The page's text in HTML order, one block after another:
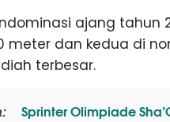
ajang tahun
meter dan kedua di
terbesar.
Sprinter Olimpiade